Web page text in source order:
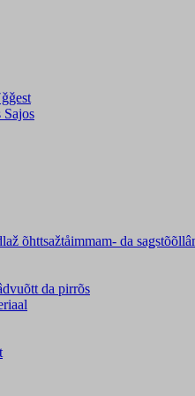
Sajos
õhttsažtåimmam- da
da pirrõs